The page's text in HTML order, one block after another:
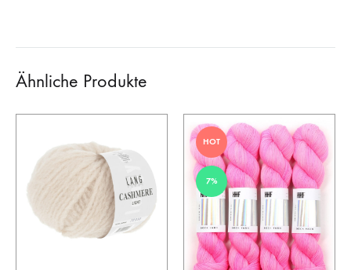
Ähnliche Produkte
HOT
7%